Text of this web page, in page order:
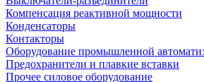
Компенсация реактивной мощности
Конденсаторы
Контакторы
Оборудование промышленной
Предохранители и плавкие вставки
Прочее силовое оборудование